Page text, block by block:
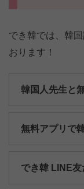
でき韓では、韓
おります！
韓国人先生と
無料アプリで
でき韓 LINE友